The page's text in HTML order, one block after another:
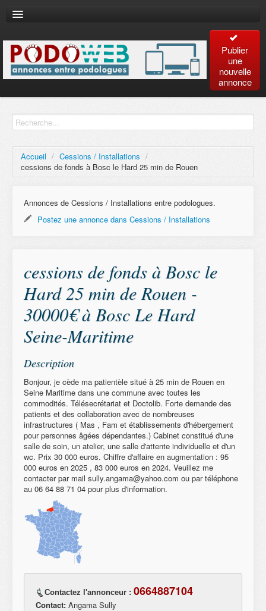
Publier
une
nouvelle
annonce
Accueil / Cessions / Installations /
cessions de fonds à Bosc le Hard 25 min de Rouen
Annonces de Cessions / Installations entre podologues.
Postez une annonce dans Cessions / Installations
cessions de fonds à Bosc le
Hard 25 min de Rouen -
30000€ à Bosc Le Hard
Seine-Maritime
Description
Bonjour, je cède ma patientèle situé à 25 min de Rouen en
Seine Maritime dans une commune avec toutes les
commodités. Télésecrétariat et Doctolib. Forte demande des
patients et des collaboration avec de nombreuses
infrastructures ( Mas , Fam et établissements d'hébergement
pour personnes âgées dépendantes.) Cabinet constitué d'une
salle de soin, un atelier, une salle d'attente individuelle et d'un
wc. Prix 30 000 euros. Chiffre d'affaire en augmentation : 95
000 euros en 2025 , 83 000 euros en 2024. Veuillez me
contacter par mail sully.angama@yahoo.com ou par téléphone
au 06 64 88 71 04 pour plus d'information.
Contactez l'annonceur : 0664887104
Contact: Angama Sully